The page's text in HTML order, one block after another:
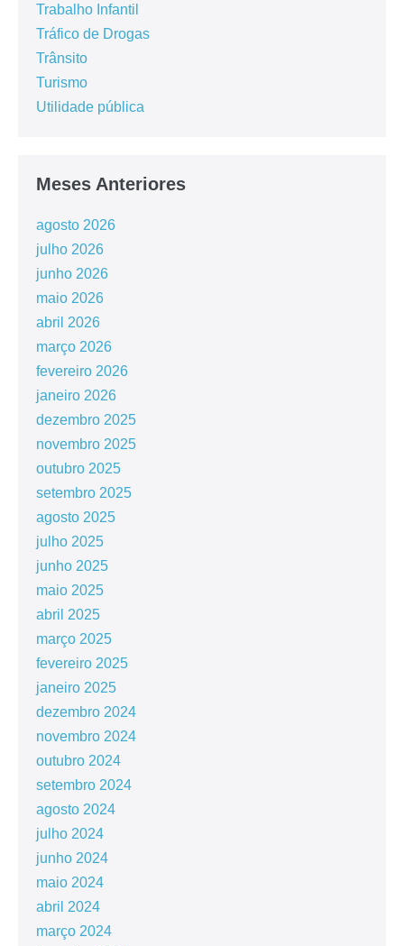
Trabalho Infantil
Tráfico de Drogas
Trânsito
Turismo
Utilidade pública
Meses Anteriores
agosto 2026
julho 2026
junho 2026
maio 2026
abril 2026
março 2026
fevereiro 2026
janeiro 2026
dezembro 2025
novembro 2025
outubro 2025
setembro 2025
agosto 2025
julho 2025
junho 2025
maio 2025
abril 2025
março 2025
fevereiro 2025
janeiro 2025
dezembro 2024
novembro 2024
outubro 2024
setembro 2024
agosto 2024
julho 2024
junho 2024
maio 2024
abril 2024
março 2024